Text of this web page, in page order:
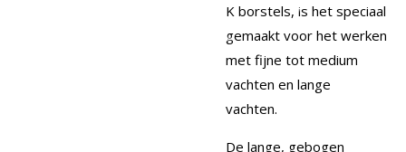
K borstels, is het speciaal
gemaakt voor het werken
met fijne tot medium
vachten en lange
vachten.
De lange, gebogen